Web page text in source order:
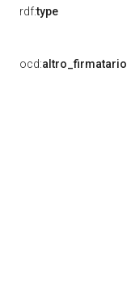
rdf:type
ocd:altro_firmatario